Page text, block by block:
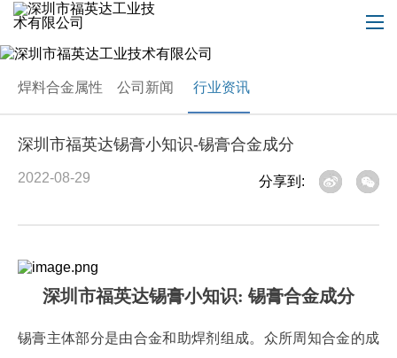
焊料合金属性 公司新闻 行业资讯
深圳市福英达锡膏小知识-锡膏合金成分
2022-08-29 分享到:
深圳市福英达锡膏小知识: 锡膏合金成分
锡膏主体部分是由合金和助焊剂组成。众所周知合金的成